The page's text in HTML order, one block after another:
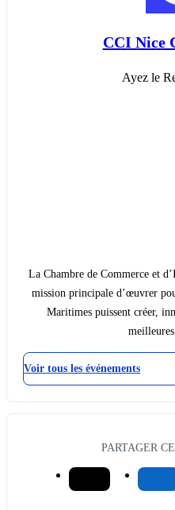
CCI Nice
Ayez le
La Chambre de Commerce et
mission principale d’œuvrer
Maritimes puissent créer,
Voir tous les événements
PARTAGER